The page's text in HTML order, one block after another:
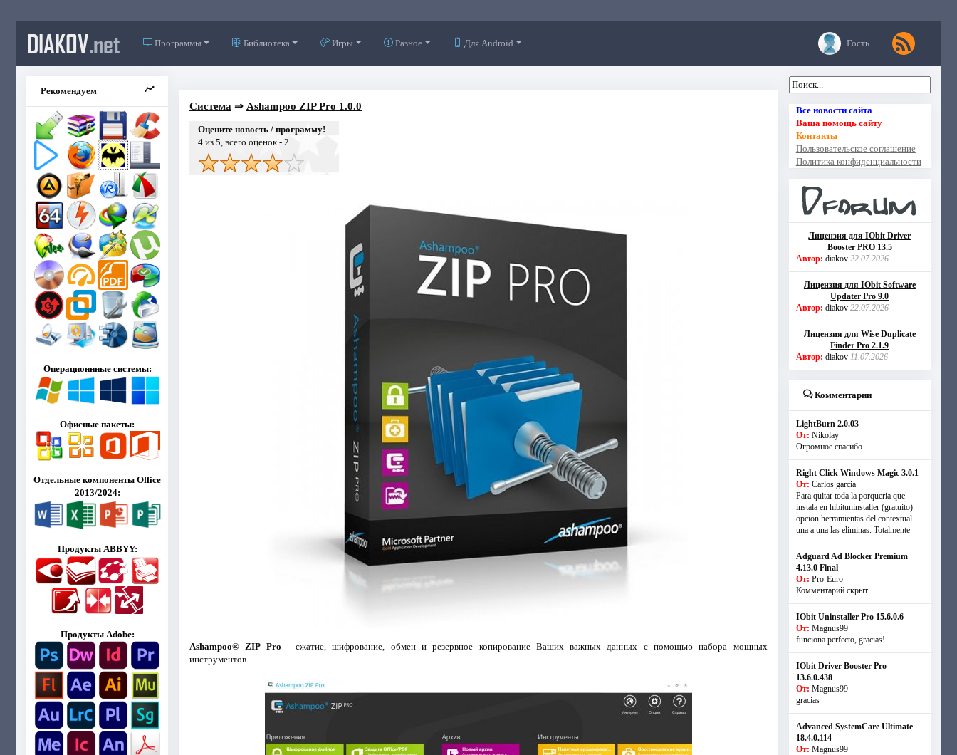
DIAKOV.net Программы Библиотека Игры Разное Для Android Гость
Рекомендуем
Операционнные системы:
Офисные пакеты:
Отдельные компоненты Office
2013/2024:
Продукты ABBYY:
Продукты Adobe:
Система ⇒ Ashampoo ZIP Pro 1.0.0
Оцените новость / программу!
4из 5, всего оценок - 2
Ashampoo® ZIP Pro - сжатие, шифрование, обмен и резервное копирование Ваших важных данных с помощью набора мощных
инструментов.
Все новости сайта
Ваша помощь сайту
Контакты
Пользовательское соглашение
Политика конфиденциальности
Лицензия для IObit Driver
Booster PRO 13.5
Автор: diakov 22.07.2026
Лицензия для IObit Software
Updater Pro 9.0
Автор: diakov 22.07.2026
Лицензия для Wise Duplicate
Finder Pro 2.1.9
Автор: diakov 11.07.2026
Комментарии
LightBurn 2.0.03
От: Nikolay
Огромное спасибо
Right Click Windows Magic 3.0.1
От: Carlos garcia
Para quitar toda la porqueria que
instala en hibituninstaller (gratuito)
opcion herramientas del contextual
una a una las eliminas. Totalmente
Adguard Ad Blocker Premium
4.13.0 Final
От: Pro-Euro
Комментарий скрыт
IObit Uninstaller Pro 15.6.0.6
От: Magnus99
funciona perfecto, gracias!
IObit Driver Booster Pro
13.6.0.438
От: Magnus99
gracias
Advanced SystemCare Ultimate
18.4.0.114
От: Magnus99